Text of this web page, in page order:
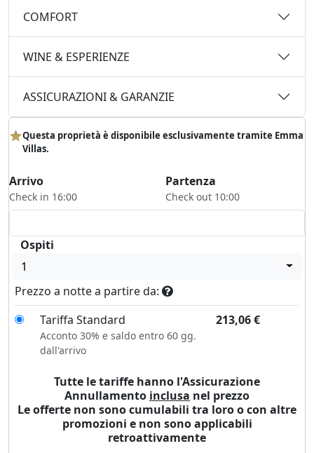
COMFORT
WINE & ESPERIENZE
ASSICURAZIONI & GARANZIE
Questa proprietà è disponibile esclusivamente tramite Emma
Villas.
Arrivo
Check in 16:00
Partenza
Check out 10:00
Ospiti
1
Prezzo a notte a partire da:
Tariffa Standard
213,06€
Acconto 30% e saldo entro 60 gg.
dall'arrivo
Tutte le tariffe hanno l'Assicurazione
Annullamento inclusa nel prezzo
Le offerte non sono cumulabili tra loro o con altre
promozioni e non sono applicabili
retroattivamente